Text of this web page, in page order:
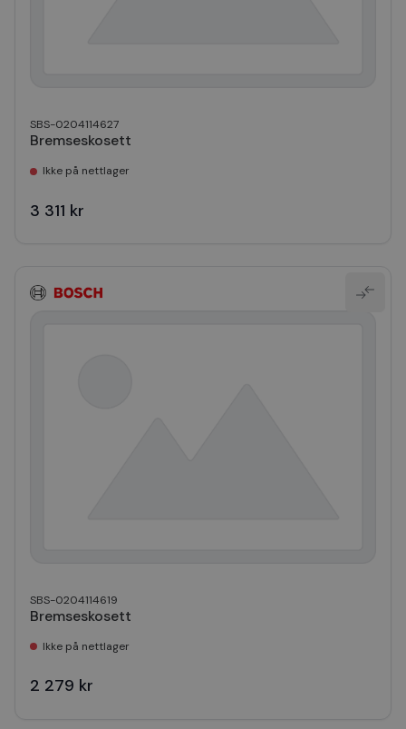
SBS-0204114627
Bremseskosett
Ikke på nettlager
3 311 kr
SBS-0204114619
Bremseskosett
Ikke på nettlager
2 279 kr